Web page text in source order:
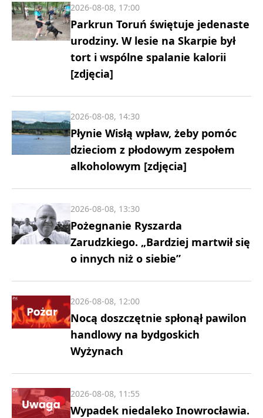
Parkrun Toruń świętuje jedenaste
urodziny. W lesie na Skarpie był
tort i wspólne spalanie kalorii
[zdjęcia]
2026-08-08, 17:00
Płynie Wisłą wpław, żeby pomóc
dzieciom z płodowym zespołem
alkoholowym [zdjęcia]
2026-08-08, 14:30
Pożegnanie Ryszarda
Zarudzkiego. „Bardziej martwił się
o innych niż o siebie”
2026-08-08, 13:30
Nocą doszczętnie spłonął pawilon
handlowy na bydgoskich
Wyżynach
2026-08-08, 12:00
Wypadek niedaleko Inowrocławia.
2026-08-08, 11:55